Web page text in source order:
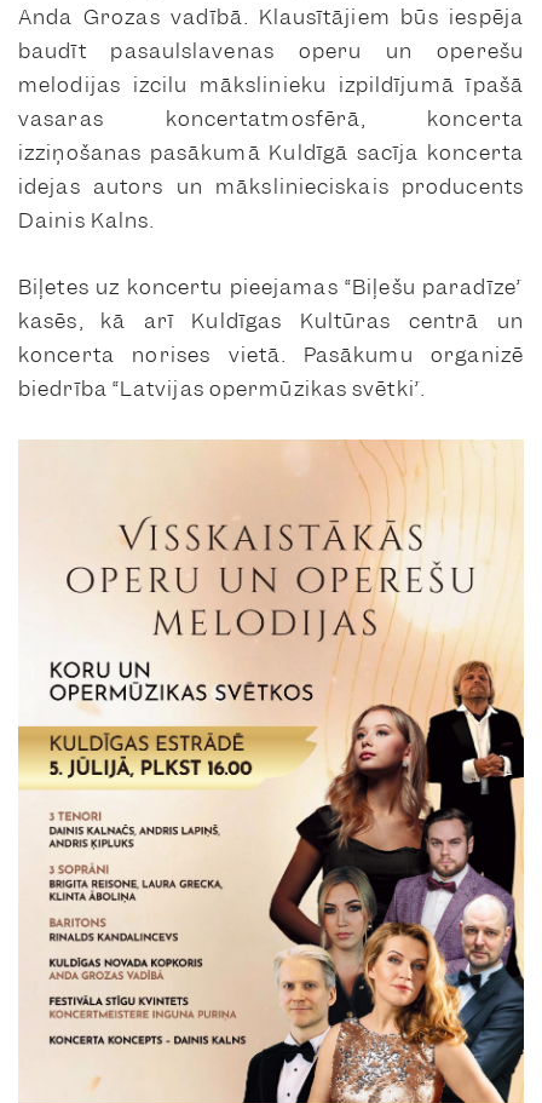
Anda Grozas vadībā. Klausītājiem būs iespēja
baudīt pasaulslavenas operu un operešu
melodijas izcilu mākslinieku izpildījumā īpašā
vasaras koncertatmosfērā, koncerta
izziņošanas pasākumā Kuldīgā sacīja koncerta
idejas autors un mākslinieciskais producents
Dainis Kalns.
Biļetes uz koncertu pieejamas “Biļešu paradīze”
kasēs, kā arī Kuldīgas Kultūras centrā un
koncerta norises vietā. Pasākumu organizē
biedrība “Latvijas opermūzikas svētki”.